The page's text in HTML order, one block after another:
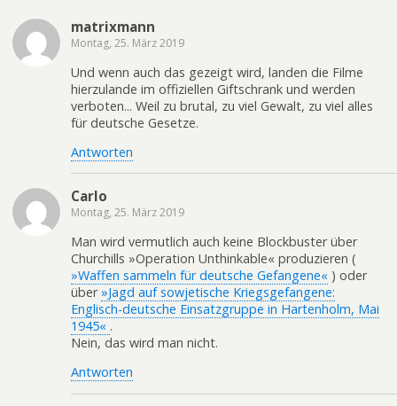
matrixmann
Montag, 25. März 2019
Und wenn auch das gezeigt wird, landen die Filme
hierzulande im offiziellen Giftschrank und werden
verboten... Weil zu brutal, zu viel Gewalt, zu viel alles
für deutsche Gesetze.
Antworten
Carlo
Montag, 25. März 2019
Man wird vermutlich auch keine Blockbuster über
Churchills »Operation Unthinkable« produzieren (
»Waffen sammeln für deutsche Gefangene« ) oder
über »Jagd auf sowjetische Kriegsgefangene:
Englisch-deutsche Einsatzgruppe in Hartenholm, Mai
1945« .
Nein, das wird man nicht.
Antworten